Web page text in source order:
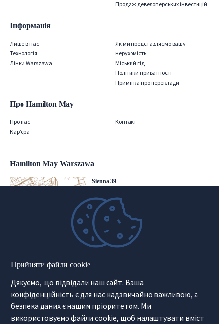
Продаж девелоперських інвестицій
Інформація
Лише в нас
Технологія
Лінки Warszawa
Як ми представляємо вашу
нерухомість
Міський гід
Політики приватності
Примітка про переклади
Про Hamilton May
Про нас
Кар’єра
Контакт
Hamilton May Warszawa
Sienna 39
(+48) 22 428 16 15
warsaw@hamiltonmay.com
31-117 Krakow
(+48) 12 426 51 26
krakow@hamiltonmay.com
Прийняти файли cookie
Дякуємо, що відвідали наш сайт. Ваша
конфіденційність є для нас надзвичайно важливою, а
безпека даних є нашим пріоритетом. Ми
використовуємо файли cookie, щоб налаштувати вміст